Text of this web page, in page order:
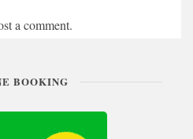
a comment.
BOOKING